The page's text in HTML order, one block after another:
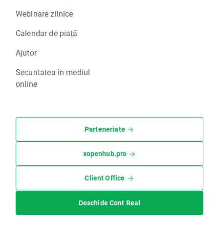
Webinare zilnice
Calendar de piață
Ajutor
Securitatea în mediul
online
Parteneriate
xopenhub.pro
Client Office
Deschide Cont Real